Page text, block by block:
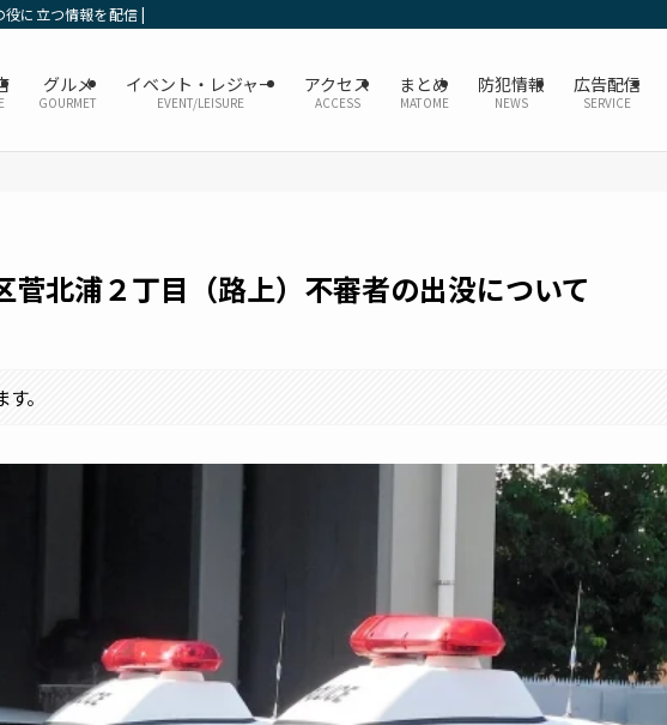
に立つ情報を配信 | かなレポ川崎
グルメ
GOURMET
イベント・レジャー
EVENT/LEISURE
アクセス
ACCESS
まとめ
MATOME
防犯情報
NEWS
広告配信
SERVICE
北浦２丁目（路上）不審者の出没について
。